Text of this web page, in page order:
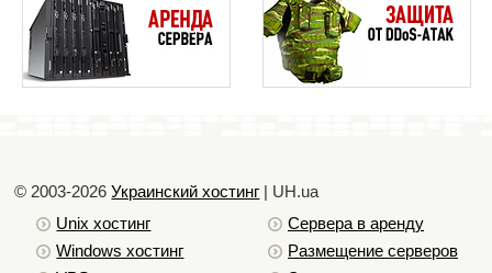
© 2003-2026Украинский хостинг | UH.ua
Unix хостинг
Windows хостинг
Сервера в аренду
Размещение серверов